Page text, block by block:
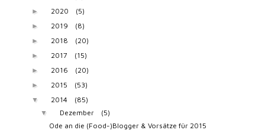
► 2020 (5)
► 2019 (8)
► 2018 (20)
► 2017 (15)
► 2016 (20)
► 2015 (53)
▼ 2014 (85)
▼ Dezember
(5)
Ode an die (Food-)Blogger & Vorsätze für 2015